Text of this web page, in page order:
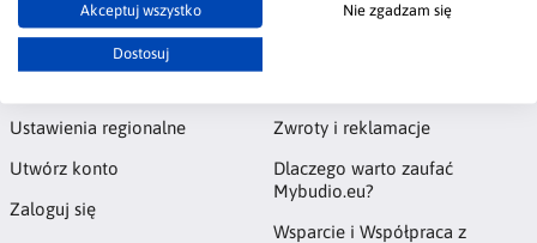
Akceptuj wszystko Nie zgadzam się
Dostosuj
Konto
Ustawienia regionalne
Utwórz konto
Zaloguj się
Informacje
Zwroty i reklamacje
Dlaczego warto zaufać
Mybudio.eu?
Wsparcie i Współpraca z